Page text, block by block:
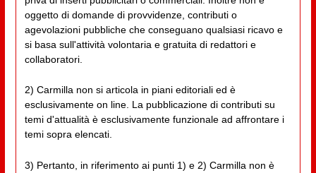
oggetto di domande di provvidenze, contributi o
agevolazioni pubbliche che conseguano qualsiasi ricavo e
si basa sull'attività volontaria e gratuita di redattori e
collaboratori.
2) Carmilla non si articola in piani editoriali ed è
esclusivamente on line. La pubblicazione di contributi su
temi d'attualità è esclusivamente funzionale ad affrontare i
temi sopra elencati.
3) Pertanto, in riferimento ai punti 1) e 2) Carmilla non è